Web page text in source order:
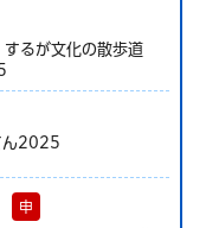
るが文化の散歩道
ん2025
申